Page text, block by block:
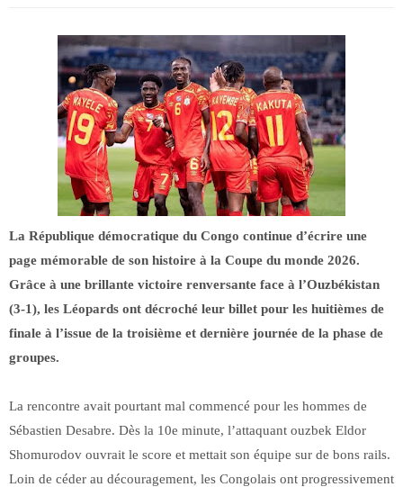
La République démocratique du Congo continue d’écrire une
page mémorable de son histoire à la Coupe du monde 2026.
Grâce à une brillante victoire renversante face à l’Ouzbékistan
(3-1), les Léopards ont décroché leur billet pour les huitièmes de
finale à l’issue de la troisième et dernière journée de la phase de
groupes.
La rencontre avait pourtant mal commencé pour les hommes de
Sébastien Desabre. Dès la 10e minute, l’attaquant ouzbek Eldor
Shomurodov ouvrait le score et mettait son équipe sur de bons rails.
Loin de céder au découragement, les Congolais ont progressivement